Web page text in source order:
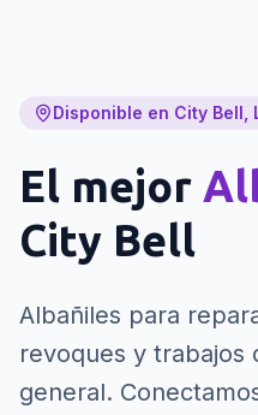
Disponible en City Bell,
El mejor
City Bell
Albañiles para
revoques y trabajos
general.